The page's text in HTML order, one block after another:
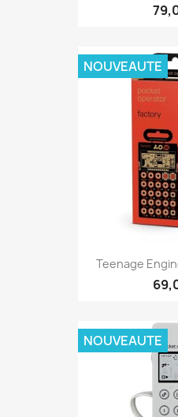
Teenage
NOUVEAUTE
NOUVEAUTE